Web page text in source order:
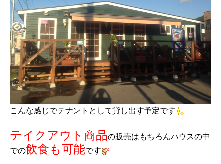
こんな感じでテナントとして貸し出す予定です
テイクアウト商品の販売はもちろんハウスの中
での飲食も可能です